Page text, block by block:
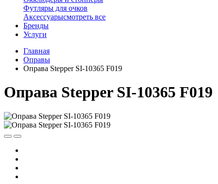
Футляры для очков
Аксессуарысмотреть все
Бренды
Услуги
Главная
Оправы
Оправа Stepper SI-10365 F019
Оправа Stepper SI-10365 F019